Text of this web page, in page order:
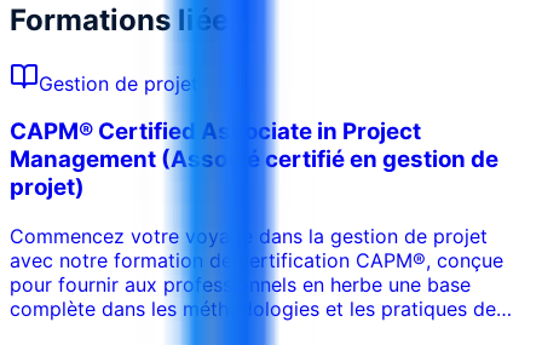
Formations liées
Gestion de projet
CAPM® Certified Associate in Project
Management (Associé certifié en gestion de
projet)
Commencez votre voyage dans la gestion de projet
avec notre formation de certification CAPM®, conçue
pour fournir aux professionnels en herbe une base
complète dans les méthodologies et les pratiques de